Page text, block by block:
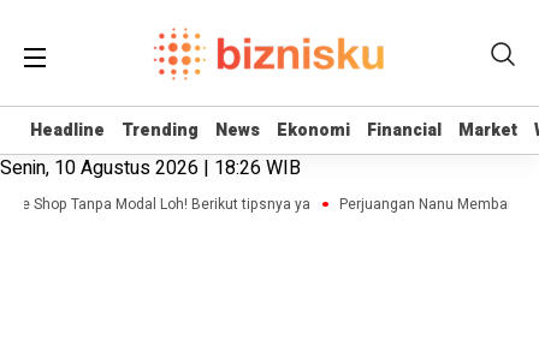
Headline Trending News Ekonomi Financial Market
Headline Trending News Ekonomi Financial Market
Senin, 10 Agustus 2026 | 18:26 WIB
Shop Tanpa Modal Loh! Berikut tipsnya ya Perjuangan Nanu Membangun